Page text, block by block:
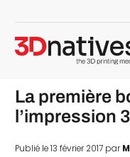
La première
l’impression
Publié le 13 février 2017 par